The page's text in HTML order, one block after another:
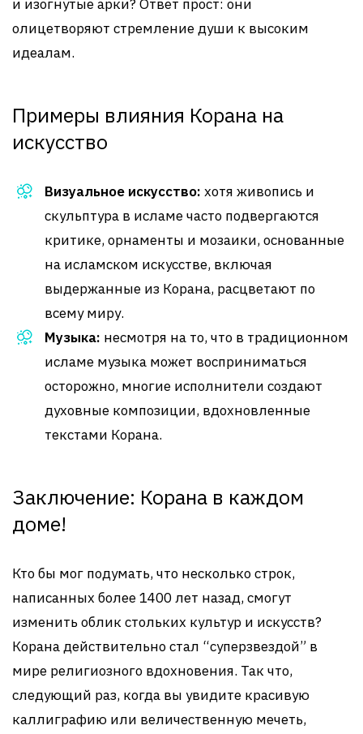
и изогнутые арки? Ответ прост: они
олицетворяют стремление души к высоким
идеалам.
Примеры влияния Корана на
искусство
Визуальное искусство: хотя живопись и
скульптура в исламе часто подвергаются
критике, орнаменты и мозаики, основанные
на исламском искусстве, включая
выдержанные из Корана, расцветают по
всему миру.
Музыка: несмотря на то, что в традиционном
исламе музыка может восприниматься
осторожно, многие исполнители создают
духовные композиции, вдохновленные
текстами Корана.
Заключение: Корана в каждом
доме!
Кто бы мог подумать, что несколько строк,
написанных более 1400 лет назад, смогут
изменить облик стольких культур и искусств?
Корана действительно стал “суперзвездой” в
мире религиозного вдохновения. Так что,
следующий раз, когда вы увидите красивую
каллиграфию или величественную мечеть,